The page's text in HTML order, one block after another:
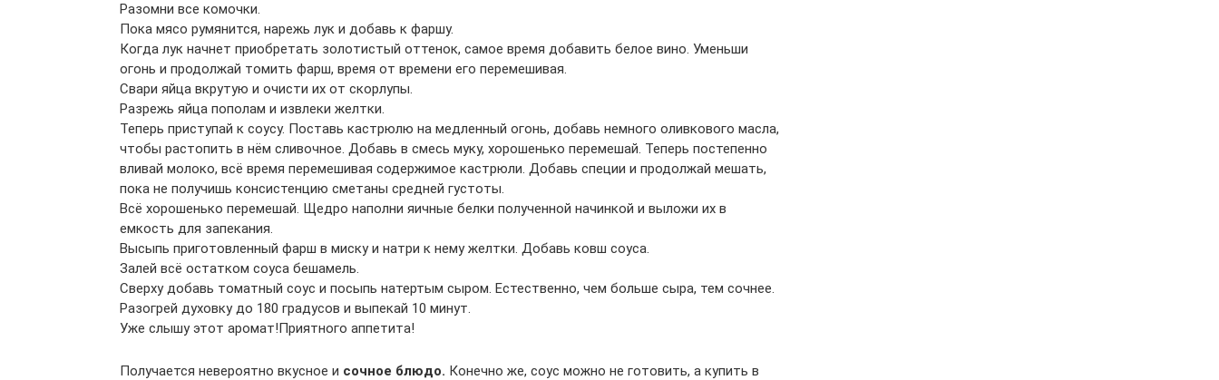
Разомни все комочки.
Пока мясо румянится, нарежь лук и добавь к фаршу.
Когда лук начнет приобретать золотистый оттенок, самое время добавить белое вино. Уменьши
огонь и продолжай томить фарш, время от времени его перемешивая.
Свари яйца вкрутую и очисти их от скорлупы.
Разрежь яйца пополам и извлеки желтки.
Теперь приступай к соусу. Поставь кастрюлю на медленный огонь, добавь немного оливкового масла,
чтобы растопить в нём сливочное. Добавь в смесь муку, хорошенько перемешай. Теперь постепенно
вливай молоко, всё время перемешивая содержимое кастрюли. Добавь специи и продолжай мешать,
пока не получишь консистенцию сметаны средней густоты.
Всё хорошенько перемешай. Щедро наполни яичные белки полученной начинкой и выложи их в
емкость для запекания.
Высыпь приготовленный фарш в миску и натри к нему желтки. Добавь ковш соуса.
Залей всё остатком соуса бешамель.
Сверху добавь томатный соус и посыпь натертым сыром. Естественно, чем больше сыра, тем сочнее.
Разогрей духовку до 180 градусов и выпекай 10 минут.
Уже слышу этот аромат!Приятного аппетита!
Получается невероятно вкусное и сочное блюдо. Конечно же, соус можно не готовить, а купить в